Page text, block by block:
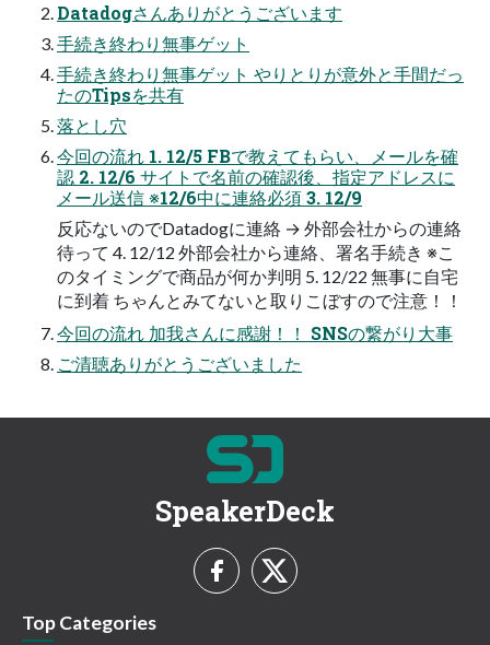
Datadogさんありがとうございます
手続き終わり無事ゲット
手続き終わり無事ゲット やりとりが意外と手間だっ
たのTipsを共有
落とし穴
今回の流れ 1. 12/5 FBで教えてもらい、メールを確
認 2. 12/6 サイトで名前の確認後、指定アドレスに
メール送信 ※12/6中に連絡必須 3. 12/9
反応ないのでDatadogに連絡 → 外部会社からの連絡
待って 4. 12/12 外部会社から連絡、署名手続き ※こ
のタイミングで商品が何か判明 5. 12/22 無事に自宅
に到着 ちゃんとみてないと取りこぼすので注意！！
今回の流れ 加我さんに感謝！！ SNSの繋がり大事
ご清聴ありがとうございました
SpeakerDeck
Top Categories